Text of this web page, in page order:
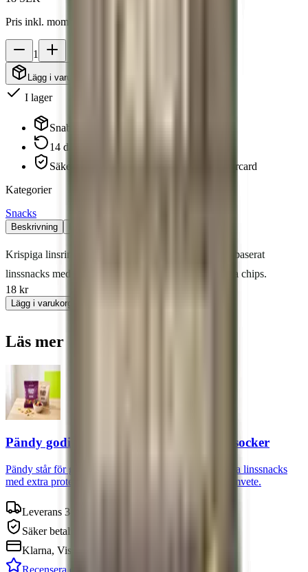
Pris inkl. moms. Frakt beräknas i kassan.
1
Lägg i varukorg
I lager
Snabb leverans inom 3-7 arbetsdagar
14 dagars öppet köp – returnera enkelt
Säker betalning med
Klarna, Visa & Mastercard
Kategorier
Snacks
Beskrivning
Krispiga linsringar med smak av ranch. Krispigt växtbaserat
linssnacks med mer protein och mindre fett än vanliga chips.
18 kr
Lägg i varukorg
Läs mer
Pändy godis och linssnacks med mindre socker
Pändy står för godis med minimalt socker och krispiga linssnacks
med extra protein. Sött och salt med mindre dåligt samvete.
Leverans 3-7 arbetsdagar
Säker betalning
Klarna, Visa, Mastercard